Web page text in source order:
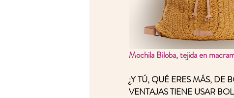
Mochila Biloba, tejida en
¿Y TÚ, QUÉ ERES MÁS, DE
VENTAJAS TIENE USAR